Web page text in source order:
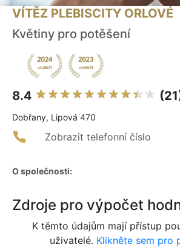
VÍTĚZ PLEBISCITY ORLOVÉ
Květiny pro potěšení
8.4
Dobřany, Lipová 470
Zobrazit telefonní číslo
O společnosti:
Zdroje pro výpočet
K těmto údajům mají přístup
uživatelé. Klikněte sem pro